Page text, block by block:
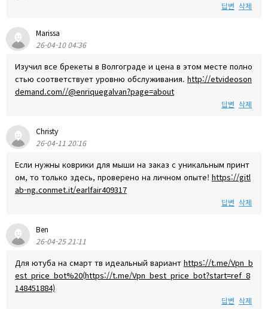
답변 삭제
Marissa
26-04-10 04:36
Изучил все брекеты в Волгограде и цена в этом месте полно
стью соответствует уровню обслуживания. http://etvideoson
demand.com//@enriquegalvan?page=about
답변 삭제
Christy
26-04-11 20:16
Если нужны коврики для мыши на заказ с уникальным принт
ом, то только здесь, проверено на личном опыте! https://gitl
ab-ng.conmet.it/earlfair409317
답변 삭제
Ben
26-04-25 21:11
Для ютуба на смарт тв идеальный вариант https://t.me/Vpn_b
est_price_bot%20(https://t.me/Vpn_best_price_bot?start=ref_8
148451884)
답변 삭제